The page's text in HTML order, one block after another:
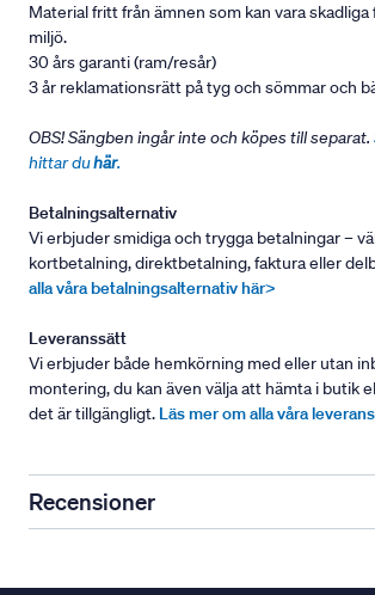
Material fritt från ämnen som kan vara skadliga
miljö.
30 års garanti (ram/resår)
3 år reklamationsrätt på tyg och sömmar och
OBS! Sängben ingår inte och köpes till separat.
hittar duhär.
Betalningsalternativ
Vi erbjuder smidiga och trygga betalningar –
kortbetalning, direktbetalning, faktura eller
alla våra betalningsalternativ här>
Leveranssätt
Vi erbjuder både hemkörning med eller utan
montering, du kan även välja att hämta i butik
det är tillgängligt. Läs mer om alla våra
Recensioner